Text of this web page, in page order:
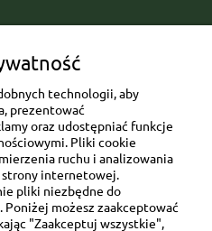
8 lok. 57/58
Łódź
technologii, aby
prezentować
oraz udostępniać funkcje
Pliki cookie
ruchu i analizowania
strony internetowej.
pliki niezbędne do
Poniżej możesz zaakceptować
"Zaakceptuj wszystkie",